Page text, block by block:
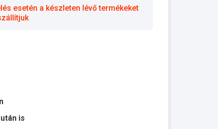
esetén a készleten lévő termékeket
is